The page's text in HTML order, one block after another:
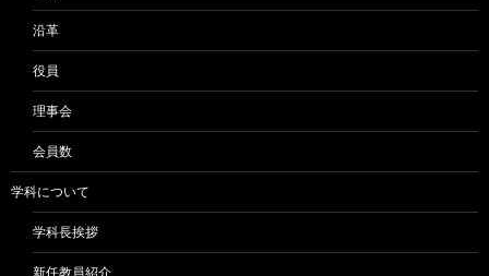
沿革
役員
理事会
会員数
学科について
学科長挨拶
新任教員紹介